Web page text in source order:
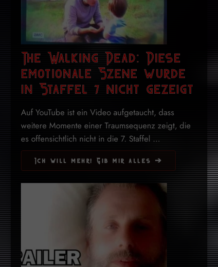
The Walking Dead: Diese
emotionale Szene wurde
in Staffel 7 nicht gezeigt
Auf YouTube ist ein Video aufgetaucht, dass
weitere Momente einer Traumsequenz zeigt, die
es offensichtlich nicht in die 7. Staffel ...
Ich will mehr! Gib mir alles ➔